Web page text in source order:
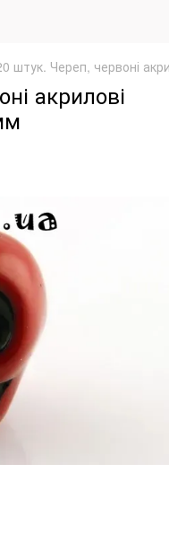
штук. Череп, червоні
акрилові